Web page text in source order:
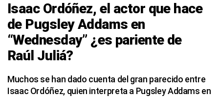
Isaac Ordóñez, el actor que hace
de Pugsley Addams en
“Wednesday” ¿es pariente de
Raúl Juliá?
Muchos se han dado cuenta del gran parecido entre
Isaac Ordóñez, quien interpreta a Pugsley Addams en